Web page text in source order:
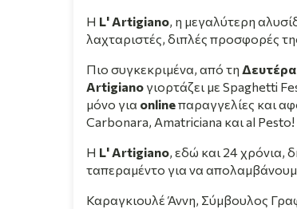
Η L' Artigiano, η μεγαλύτερη
λαχταριστές, διπλές προσφορές
Πιο συγκεκριμένα, από τη
Artigiano γιορτάζει με Spaghetti
μόνο για onlineπαραγγελίες και
Carbonara, Amatriciana και al Pesto!
Η L' Artigiano, εδώ και 24 χρόνια,
ταπεραμέντο για να
Καραγκιουλέ Άννη, Σύμβουλος